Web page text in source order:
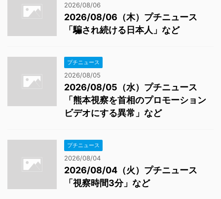
2026/08/06
2026/08/06（木）プチニュース
「騙され続ける日本人」など
プチニュース
2026/08/05
2026/08/05（水）プチニュース
「熊本視察を首相のプロモーション
ビデオにする異常」など
プチニュース
2026/08/04
2026/08/04（火）プチニュース
「視察時間3分」など